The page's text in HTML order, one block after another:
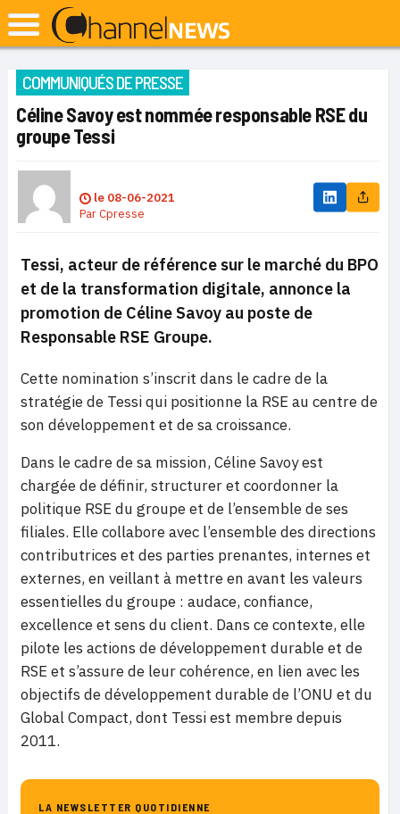
COMMUNIQUÉS DE PRESSE
Céline Savoy est nommée responsable RSE du
groupe Tessi
le 08-06-2021
ParCpresse
Tessi, acteur de référence sur le marché du BPO
et de la transformation digitale, annonce la
promotion de Céline Savoy au poste de
Responsable RSE Groupe.
Cette nomination s’inscrit dans le cadre de la
stratégie de Tessi qui positionne la RSE au centre de
son développement et de sa croissance.
Dans le cadre de sa mission, Céline Savoy est
chargée de définir, structurer et coordonner la
politique RSE du groupe et de l’ensemble de ses
filiales. Elle collabore avec l’ensemble des directions
contributrices et des parties prenantes, internes et
externes, en veillant à mettre en avant les valeurs
essentielles du groupe : audace, confiance,
excellence et sens du client. Dans ce contexte, elle
pilote les actions de développement durable et de
RSE et s’assure de leur cohérence, en lien avec les
objectifs de développement durable de l’ONU et du
Global Compact, dont Tessi est membre depuis
2011.
LA NEWSLETTER QUOTIDIENNE